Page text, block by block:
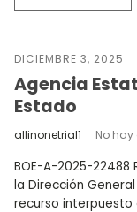
DICIEMBRE 3, 2025
Agencia
Estado
allinonetrial1 No
BOE-A-2025-22488
la Dirección
recurso